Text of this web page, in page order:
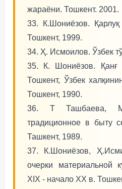
жараёни. Тошкент. 2001.
33. К.Шониёзов.
Тошкент, 1999.
34. Ҳ. Исмоилов. Ўзбек
35. К. Шониёзов. Қанғ
Тошкент, Ўзбек
Тошкент, 1990.
36. Т Ташбаева,
традиционное в быту
Ташкент, 1989.
37. К.Шониёзов,
очерки материальной
XIX - начало XX в.